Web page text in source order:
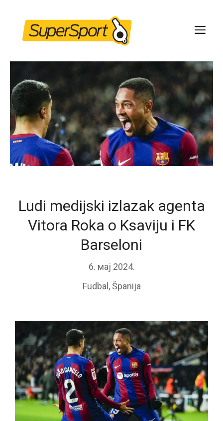
content
Ludi medijski izlazak agenta
Vitora Roka o Ksaviju i FK
Barseloni
6. мај 2024.
Fudbal ,Španija